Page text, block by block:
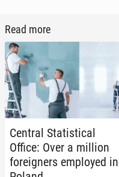
Read more
Central Sta­tis­ti­cal
Office: Over a million
for­eign­ers em­ployed in